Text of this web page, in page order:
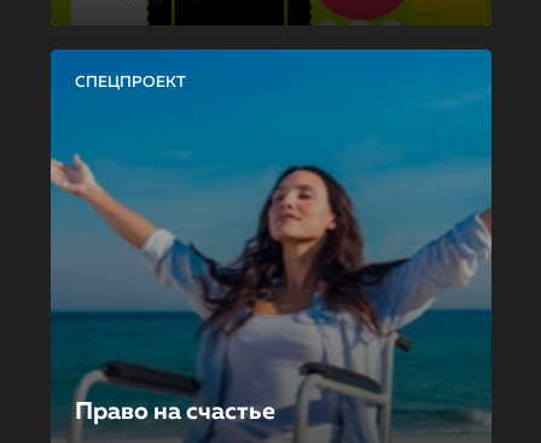
СПЕЦПРОЕКТ
Право на счастье